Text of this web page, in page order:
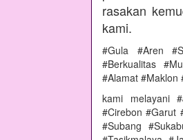
rasakan
kami.
#Gula #Aren
#Berkualitas
#Alamat #Maklon
kami melayani
#Cirebon #Garut
#Subang